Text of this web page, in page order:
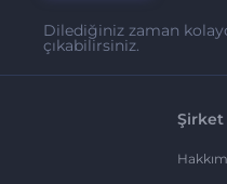
Dilediğiniz zaman
çıkabilirsiniz.
Şirket